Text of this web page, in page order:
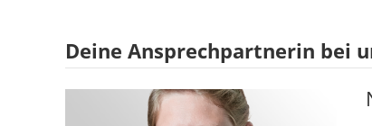
Deine Ansprechpartnerin bei